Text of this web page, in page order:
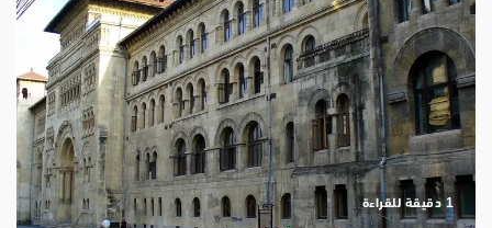
‫1 دقيقة للقراءة